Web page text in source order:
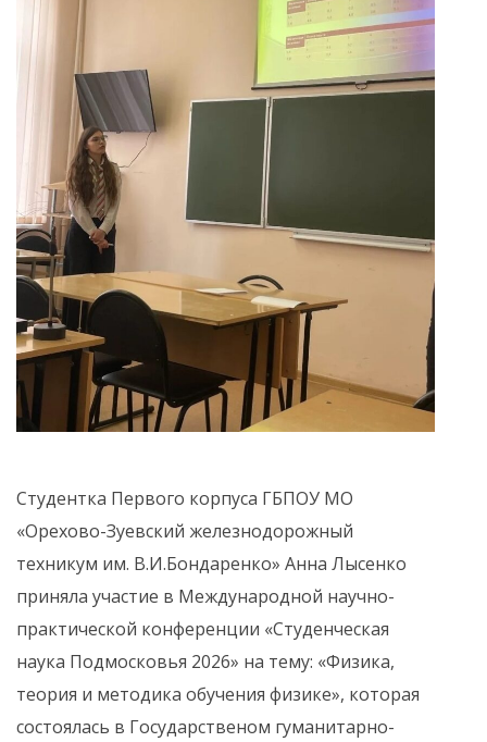
Студентка Первого корпуса ГБПОУ МО
«Орехово-Зуевский железнодорожный
техникум им. В.И.Бондаренко» Анна Лысенко
приняла участие в Международной научно-
практической конференции «Студенческая
наука Подмосковья 2026» на тему: «Физика,
теория и методика обучения физике», которая
состоялась в Государственом гуманитарно-